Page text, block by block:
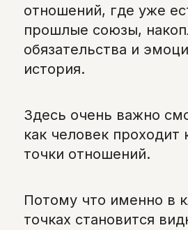
отношений, где уже
прошлые союзы,
обязательства и
история.
Здесь очень важно
как человек
точки отношений.
Потому что именно в
точках становится